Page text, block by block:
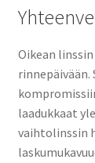
Oikean
laadukkaat
vaihtolinssin